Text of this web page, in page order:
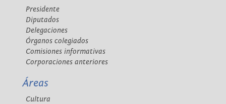
Presidente
Diputados
Delegaciones
Órganos colegiados
Comisiones informativas
Corporaciones anteriores
Áreas
Cultura